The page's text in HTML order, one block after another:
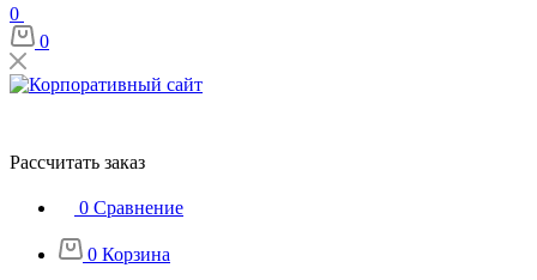
0
0
Рассчитать заказ
0 Сравнение
0 Корзина